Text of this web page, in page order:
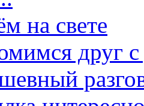
на свете
друг